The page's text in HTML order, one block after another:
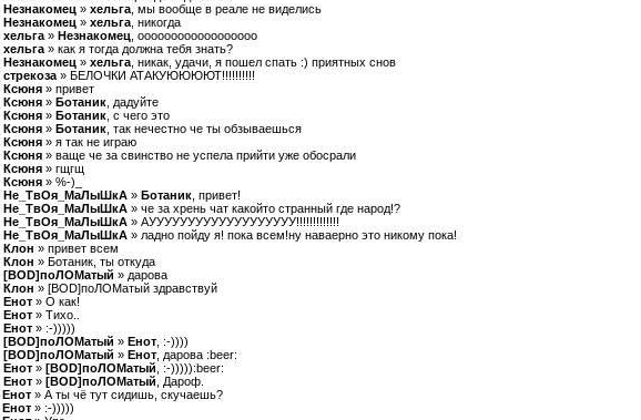
Незнакомец » хельга , мы вообще в реале не виделись
Незнакомец » хельга , никогда
хельга » Незнакомец , оооооооооооооооооо
хельга » как я тогда должна тебя знать?
Незнакомец » хельга , никак, удачи, я пошел спать :) приятных снов
стрекоза » БЕЛОЧКИ АТАКУЮЮЮЮТ!!!!!!!!!!
Ксюня » привет
Ксюня » Ботаник , дадуйте
Ксюня » Ботаник , с чего это
Ксюня » Ботаник , так нечестно че ты обзываешься
Ксюня » я так не играю
Ксюня » ваще че за свинство не успела прийти уже обосрали
Ксюня » гщгщ
Ксюня » %-)_
Не_ТвОя_МаЛыШкА » Ботаник , привет!
Не_ТвОя_МаЛыШкА » че за хрень чат какойто странный где народ!?
Не_ТвОя_МаЛыШкА » АУУУУУУУУУУУУУУУУУУУ!!!!!!!!!!!!!
Не_ТвОя_МаЛыШкА » ладно пойду я! пока всем!ну наваерно это никому пока!
Клон » привет всем
Клон » Ботаник, ты откуда
[BOD]поЛОМатый » дарова
Клон » [BOD]поЛОМатый здравствуй
Енот » О как!
Енот » Тихо..
Енот » :-)))))
[BOD]поЛОМатый » Енот , :-))))
[BOD]поЛОМатый » Енот , дарова :beer:
Енот » [BOD]поЛОМатый , :-))))):beer:
Енот » [BOD]поЛОМатый , Дароф.
Енот » А ты чё тут сидишь, скучаешь?
Енот » :-)))))